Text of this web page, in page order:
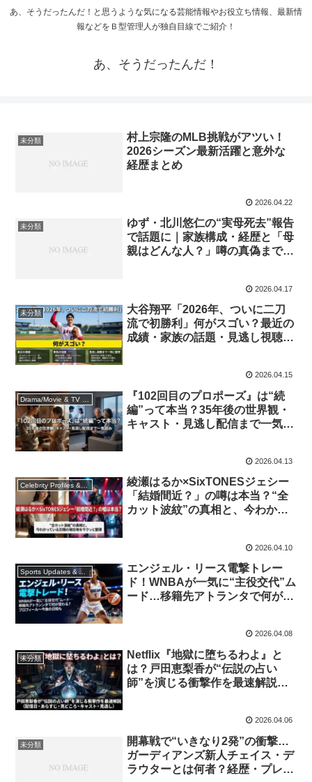
あ、そうだったんだ！と思うような気になる芸能情報やお役立ち情報、最新情
報などをＢ型管理人が独自目線でご紹介！
あ、そうだったんだ！
未分類
村上宗隆のMLB挑戦がアツい！
2026シーズン最新活躍と意外な
経歴まとめ
2026.04.22
未分類
ゆず・北川悠仁の“実母死去”報告
で話題に｜家族構成・経歴と「母
親はどんな人？」噂の真偽まで一
2026.04.17
未分類
大谷翔平「2026年、ついに二刀
流で初勝利」何がスゴい？最近の
成績・家族の話題・見逃し視聴ま
2026.04.15
『102回目のプロポーズ』は“続
編”って本当？35年後の世界観・
キャスト・見逃し配信まで一気読
2026.04.13
Celebrity Profiles & Rumor Checks / 芸能人
綾瀬はるか×SixTONESジェシー
「結婚間近？」の噂は本当？“全
カット波紋”の真相と、今わかっ
2026.04.10
Sports Updates & Athlete Profiles / スポーツ
エンジェル・リース電撃トレー
ド！WNBAが一気に“主役交代”ム
ード…移籍先アトランタで何が変
2026.04.08
未分類
Netflix『地獄に堕ちるわよ』と
は？戸田恵梨香が“伝説の占い
師”を演じる衝撃作を最速解説
2026.04.06
未分類
開幕戦で“いきなり2発”の衝撃…
ガーディアンズ新人チェイス・デ
ラウターとは何者？経歴・プレー